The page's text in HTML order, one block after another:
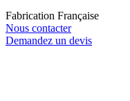
Fabrication Française
Nous contacter
Demandez un devis